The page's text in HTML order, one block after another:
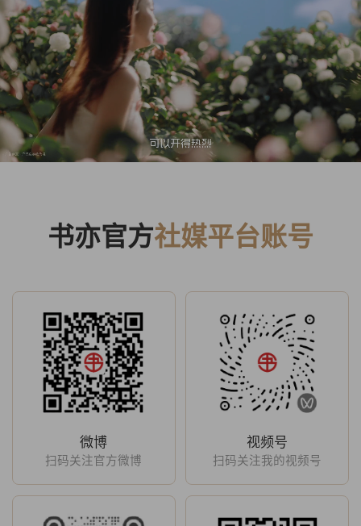
书亦官方社媒平台账号
微博
扫码关注官方微博
视频号
扫码关注我的视频号